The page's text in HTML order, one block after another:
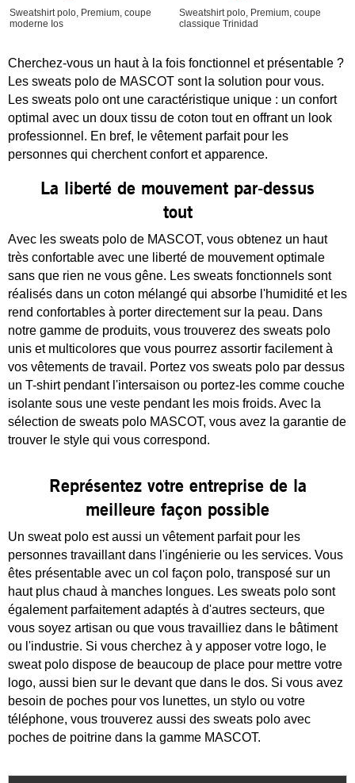
Sweatshirt polo, Premium, coupe
moderne Ios
Sweatshirt polo, Premium, coupe
classique Trinidad
Cherchez-vous un haut à la fois fonctionnel et présentable ?
Les sweats polo de MASCOT sont la solution pour vous.
Les sweats polo ont une caractéristique unique : un confort
optimal avec un doux tissu de coton tout en offrant un look
professionnel. En bref, le vêtement parfait pour les
personnes qui cherchent confort et apparence.
La liberté de mouvement par-dessus
tout
Avec les sweats polo de MASCOT, vous obtenez un haut
très confortable avec une liberté de mouvement optimale
sans que rien ne vous gêne. Les sweats fonctionnels sont
réalisés dans un coton mélangé qui absorbe l'humidité et les
rend confortables à porter directement sur la peau. Dans
notre gamme de produits, vous trouverez des sweats polo
unis et multicolores que vous pourrez assortir facilement à
vos vêtements de travail. Portez vos sweats polo par dessus
un T-shirt pendant l'intersaison ou portez-les comme couche
isolante sous une veste pendant les mois froids. Avec la
sélection de sweats polo MASCOT, vous avez la garantie de
trouver le style qui vous correspond.
Représentez votre entreprise de la
meilleure façon possible
Un sweat polo est aussi un vêtement parfait pour les
personnes travaillant dans l'ingénierie ou les services. Vous
êtes présentable avec un col façon polo, transposé sur un
haut plus chaud à manches longues. Les sweats polo sont
également parfaitement adaptés à d'autres secteurs, que
vous soyez artisan ou que vous travailliez dans le bâtiment
ou l'industrie. Si vous cherchez à y apposer votre logo, le
sweat polo dispose de beaucoup de place pour mettre votre
logo, aussi bien sur le devant que dans le dos. Si vous avez
besoin de poches pour vos lunettes, un stylo ou votre
téléphone, vous trouverez aussi des sweats polo avec
poches de poitrine dans la gamme MASCOT.